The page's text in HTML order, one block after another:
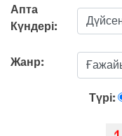
Апта
Күндері:
Жанр:
Түрі: